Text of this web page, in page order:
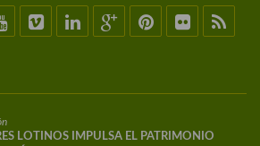
LOTINOS IMPULSA EL PATRIMONIO